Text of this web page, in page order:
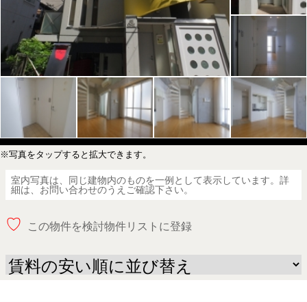
※写真をタップすると拡大できます。
室内写真は、同じ建物内のものを一例として表示しています。詳
細は、お問い合わせのうえご確認下さい。
♡ この物件を検討物件リストに登録